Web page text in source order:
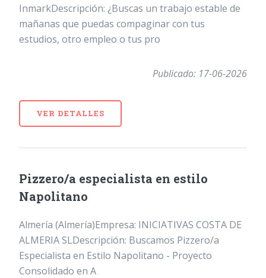
InmarkDescripción: ¿Buscas un trabajo estable de
mañanas que puedas compaginar con tus
estudios, otro empleo o tus pro
Publicado: 17-06-2026
VER DETALLES
Pizzero/a especialista en estilo
Napolitano
Almería (Almería)Empresa: INICIATIVAS COSTA DE
ALMERIA SLDescripción: Buscamos Pizzero/a
Especialista en Estilo Napolitano - Proyecto
Consolidado en A